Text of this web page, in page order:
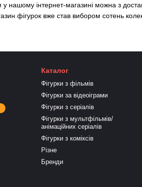
у нашому інтернет-магазині можна з
фігурок вже став вибором сотень
Каталог
Фігурки з фільмів
Фігурки за відеоіграми
Фігурки з серіалів
Фігурки з мультфільмів/
анімаційних серіалів
Фігурки з коміксів
Різне
Бренди